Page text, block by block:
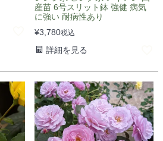
産苗 6号スリット鉢 強健 病気
に強い 耐病性あり
¥3,780税込
詳細を見る